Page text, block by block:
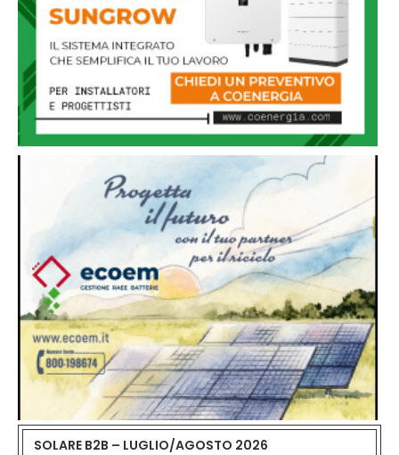
SOLARE B2B – LUGLIO/AGOSTO 2026